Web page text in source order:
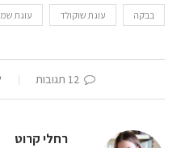
בבקה עוגת שוקולד עוגת
12 תגובות
רחלי קרוט